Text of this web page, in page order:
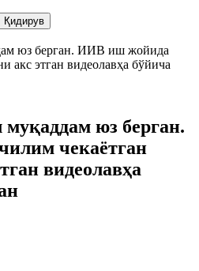
юз берган.
чекаётган
видеолавҳа